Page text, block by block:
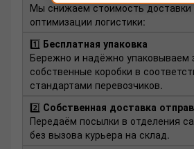
Мы снижаем стоимость доставки
оптимизации логистики:
1️⃣ Бесплатная упаковка
Бережно и надёжно упаковываем
собственные коробки в
стандартами перевозчиков.
2️⃣ Собственная доставка
Передаём посылки в отделения
без вызова курьера на склад.